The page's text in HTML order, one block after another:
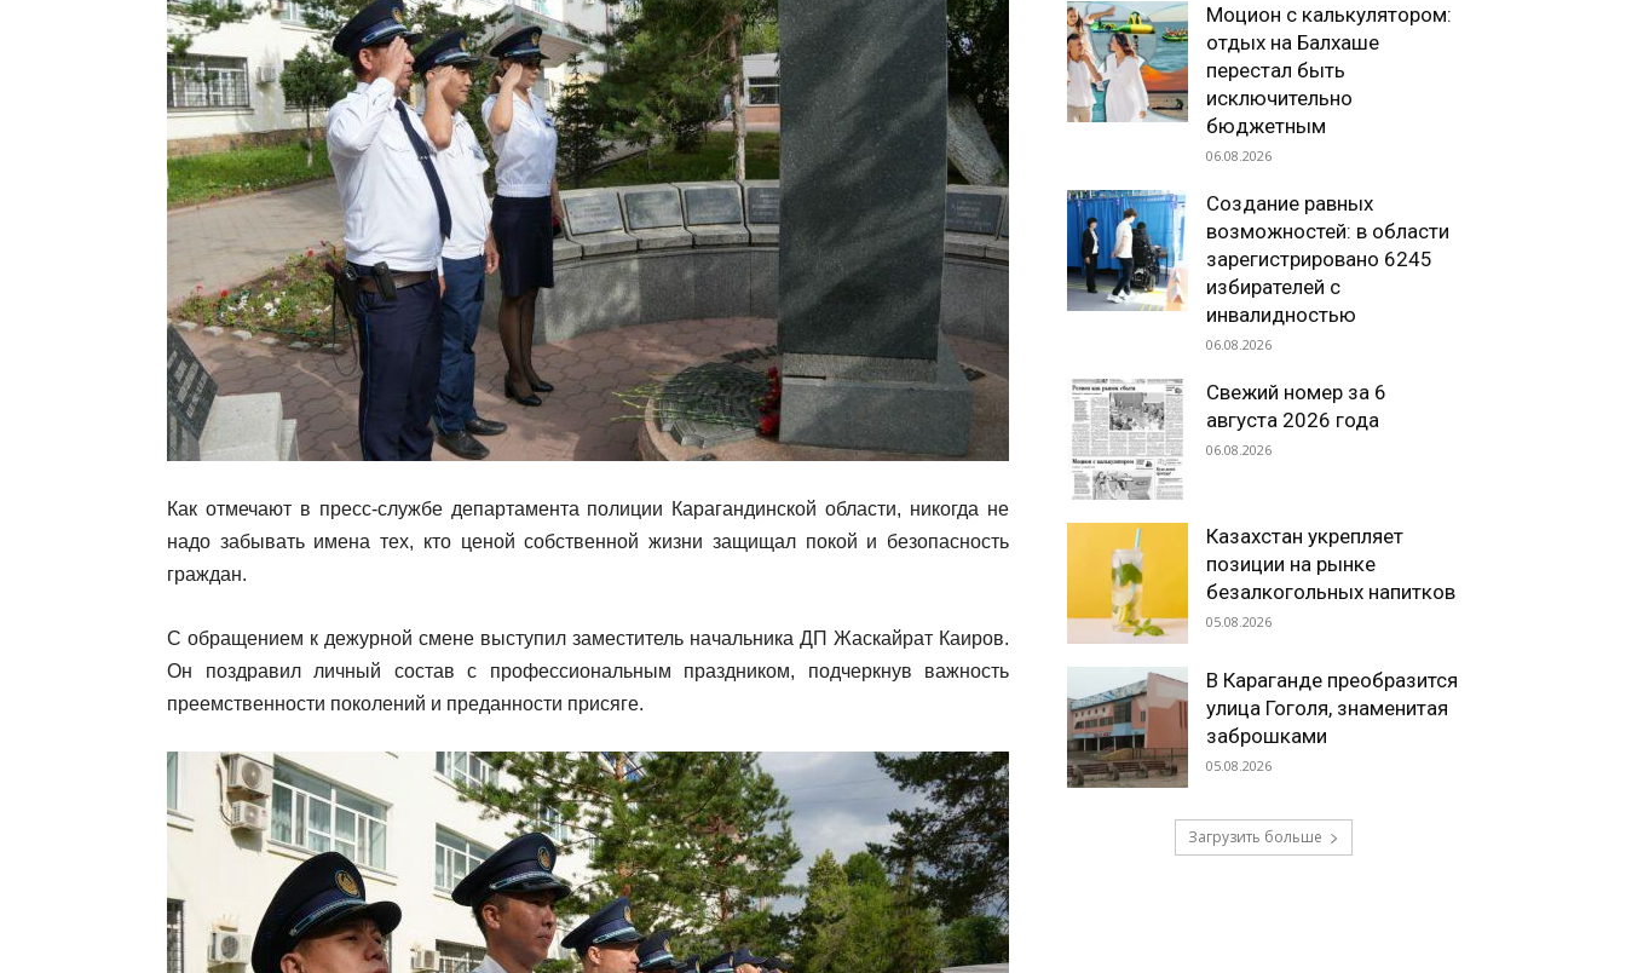
Как отмечают в пресс-службе департамента полиции Карагандинской области, никогда не
надо забывать имена тех, кто ценой собственной жизни защищал покой и безопасность
граждан.
С обращением к дежурной смене выступил заместитель начальника ДП Жаскайрат Каиров.
Он поздравил личный состав с профессиональным праздником, подчеркнув важность
преемственности поколений и преданности присяге.
Моцион с калькулятором:
отдых на Балхаше
перестал быть
исключительно
бюджетным
06.08.2026
Создание равных
возможностей: в области
зарегистрировано 6245
избирателей с
инвалидностью
06.08.2026
Свежий номер за 6
августа 2026 года
06.08.2026
Казахстан укрепляет
позиции на рынке
безалкогольных напитков
05.08.2026
В Караганде преобразится
улица Гоголя, знаменитая
заброшками
05.08.2026
Загрузить больше